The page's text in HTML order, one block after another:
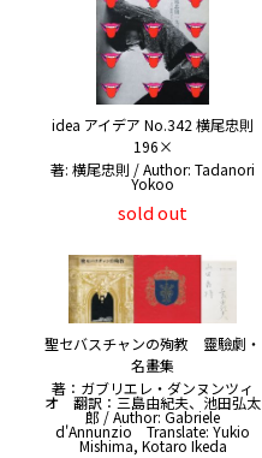
idea アイデア No.342 横尾忠則
196×
著: 横尾忠則 / Author: Tadanori
Yokoo
sold out
聖セバスチャンの殉教 靈驗劇・
名畫集
著：ガブリエレ・ダンヌンツィ
オ 翻訳：三島由紀夫、池田弘太
郎 / Author: Gabriele
d'Annunzio Translate: Yukio
Mishima, Kotaro Ikeda